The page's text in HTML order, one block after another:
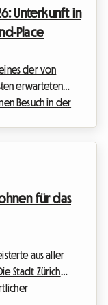
Unterkunft in
Place
der von
erwarteten
Besuch in der
in die ...für das
aus aller
Stadt Zürich